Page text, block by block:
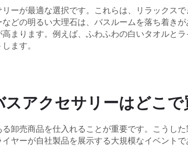
ーが最適な選択です。これらは、リラックス
どの明るい大理石は、バスルームを落ち着き
まります。例えば、ふわふわの白いタオルと
ます。
アクセサリーはどこで
卸売商品を仕入れることが重要です。こうし
ヤーが自社製品を展示する大規模なイベント